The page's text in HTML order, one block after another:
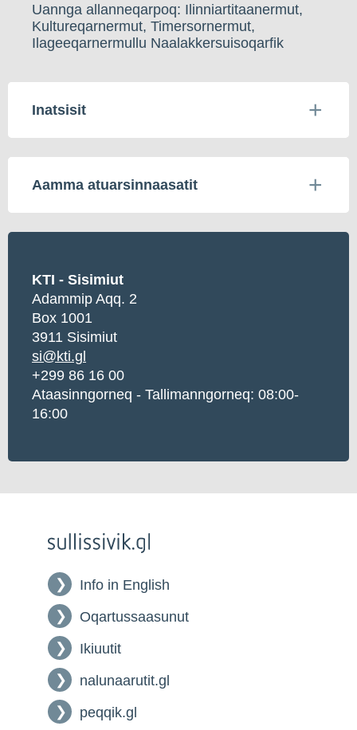
Uannga allanneqarpoq: Ilinniartitaanermut,
Kultureqarnermut, Timersornermut,
Ilageeqarnermullu Naalakkersuisoqarfik
Inatsisit
Aamma atuarsinnaasatit
KTI - Sisimiut
Adammip Aqq. 2
Box 1001
3911 Sisimiut
si@kti.gl
+299 86 16 00
Ataasinngorneq - Tallimanngorneq: 08:00-
16:00
Info in English
Oqartussaasunut
Ikiuutit
nalunaarutit.gl
peqqik.gl